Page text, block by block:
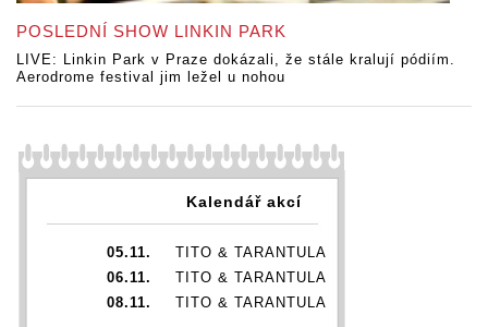
POSLEDNÍ SHOW LINKIN PARK
LIVE: Linkin Park v Praze dokázali, že stále kralují pódiím.
Aerodrome festival jim ležel u nohou
Kalendář akcí
05.11.
TITO & TARANTULA
06.11.
TITO & TARANTULA
08.11.
TITO & TARANTULA